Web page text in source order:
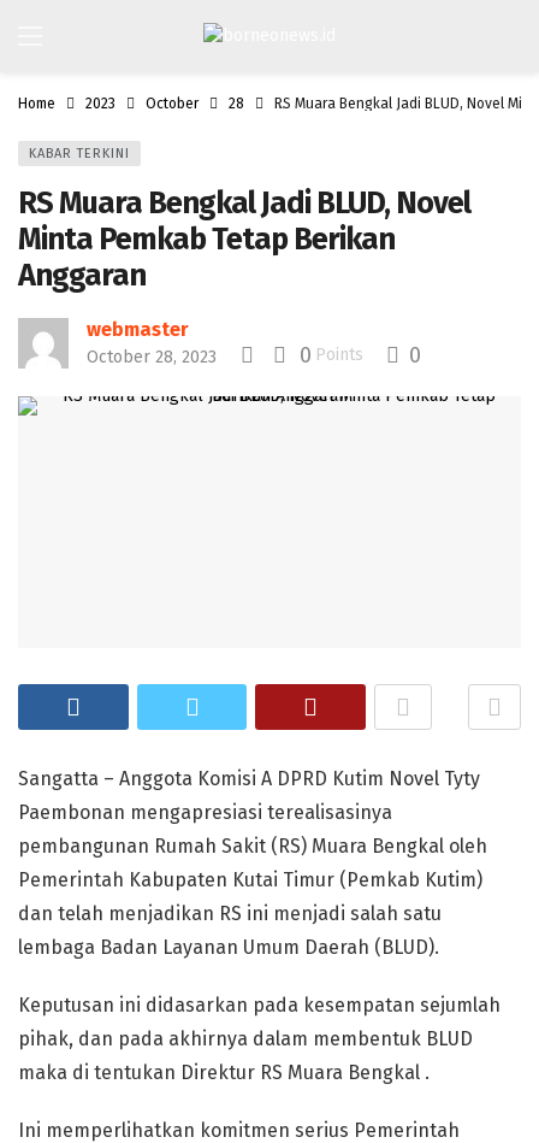
Home 2023 October 28 RS Muara Bengkal Jadi BLUD, Novel
KABAR TERKINI
RS Muara Bengkal Jadi BLUD, Novel
Minta Pemkab Tetap Berikan
Anggaran
webmaster
October 28, 2023 0 Points 0
Sangatta – Anggota Komisi A DPRD Kutim Novel Tyty
Paembonan mengapresiasi terealisasinya
pembangunan Rumah Sakit (RS) Muara Bengkal oleh
Pemerintah Kabupaten Kutai Timur (Pemkab Kutim)
dan telah menjadikan RS ini menjadi salah satu
lembaga Badan Layanan Umum Daerah (BLUD).
Keputusan ini didasarkan pada kesempatan sejumlah
pihak, dan pada akhirnya dalam membentuk BLUD
maka di tentukan Direktur RS Muara Bengkal .
Ini memperlihatkan komitmen serius Pemerintah